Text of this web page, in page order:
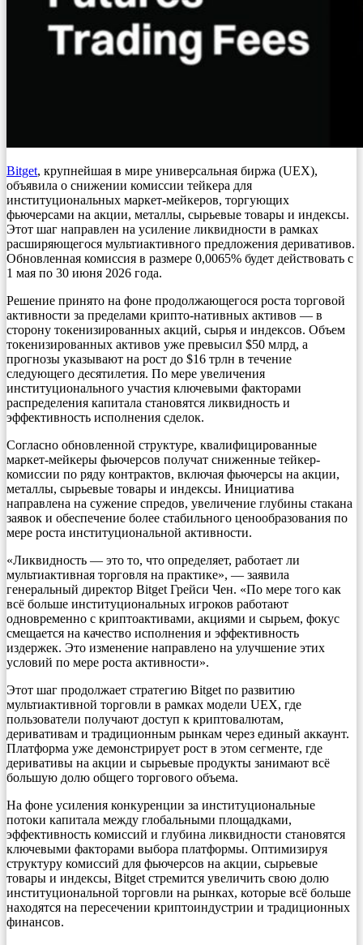
Bitget, крупнейшая в мире универсальная биржа (UEX),
объявила о снижении комиссии тейкера для
институциональных маркет-мейкеров, торгующих
фьючерсами на акции, металлы, сырьевые товары и индексы.
Этот шаг направлен на усиление ликвидности в рамках
расширяющегося мультиактивного предложения деривативов.
Обновленная комиссия в размере 0,0065% будет действовать с
1 мая по 30 июня 2026 года.
Решение принято на фоне продолжающегося роста торговой
активности за пределами крипто-нативных активов — в
сторону токенизированных акций, сырья и индексов. Объем
токенизированных активов уже превысил $50 млрд, а
прогнозы указывают на рост до $16 трлн в течение
следующего десятилетия. По мере увеличения
институционального участия ключевыми факторами
распределения капитала становятся ликвидность и
эффективность исполнения сделок.
Согласно обновленной структуре, квалифицированные
маркет-мейкеры фьючерсов получат сниженные тейкер-
комиссии по ряду контрактов, включая фьючерсы на акции,
металлы, сырьевые товары и индексы. Инициатива
направлена на сужение спредов, увеличение глубины стакана
заявок и обеспечение более стабильного ценообразования по
мере роста институциональной активности.
«Ликвидность — это то, что определяет, работает ли
мультиактивная торговля на практике», — заявила
генеральный директор Bitget Грейси Чен. «По мере того как
всё больше институциональных игроков работают
одновременно с криптоактивами, акциями и сырьем, фокус
смещается на качество исполнения и эффективность
издержек. Это изменение направлено на улучшение этих
условий по мере роста активности».
Этот шаг продолжает стратегию Bitget по развитию
мультиактивной торговли в рамках модели UEX, где
пользователи получают доступ к криптовалютам,
деривативам и традиционным рынкам через единый аккаунт.
Платформа уже демонстрирует рост в этом сегменте, где
деривативы на акции и сырьевые продукты занимают всё
большую долю общего торгового объема.
На фоне усиления конкуренции за институциональные
потоки капитала между глобальными площадками,
эффективность комиссий и глубина ликвидности становятся
ключевыми факторами выбора платформы. Оптимизируя
структуру комиссий для фьючерсов на акции, сырьевые
товары и индексы, Bitget стремится увеличить свою долю
институциональной торговли на рынках, которые всё больше
находятся на пересечении криптоиндустрии и традиционных
финансов.